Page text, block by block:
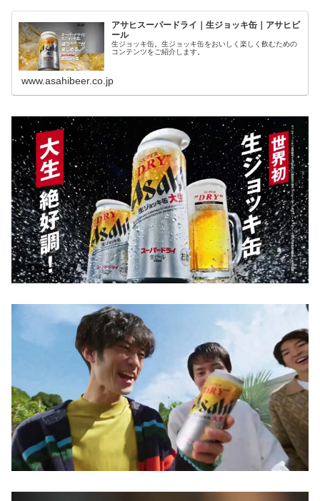
アサヒスーパードライ｜生ジョッキ缶｜アサヒビ
ール
生ジョッキ缶。生ジョッキ缶をおいしく楽しく飲むための
コンテンツをご紹介します。
www.asahibeer.co.jp